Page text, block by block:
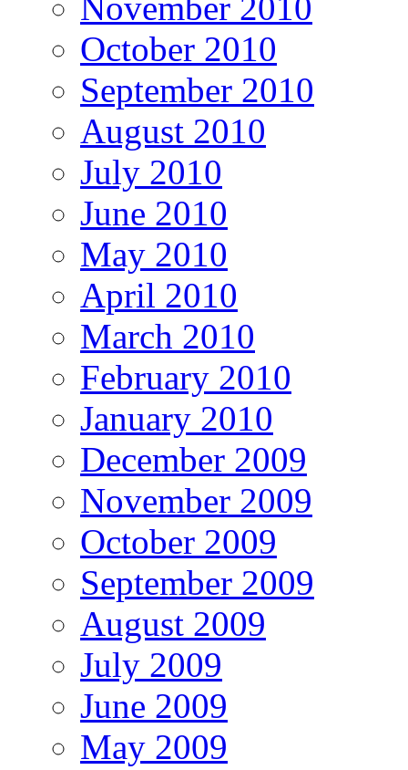
October 2010
September 2010
August 2010
July 2010
June 2010
May 2010
April 2010
March 2010
February 2010
January 2010
December 2009
November 2009
October 2009
September 2009
August 2009
July 2009
June 2009
May 2009